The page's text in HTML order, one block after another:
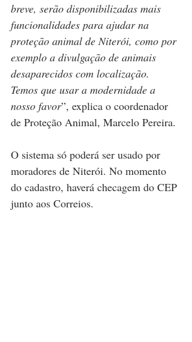
breve, serão disponibilizadas mais
funcionalidades para ajudar na
proteção animal de Niterói, como por
exemplo a divulgação de animais
desaparecidos com localização.
Temos que usar a modernidade a
nosso favor”, explica o coordenador
de Proteção Animal, Marcelo Pereira.
O sistema só poderá ser usado por
moradores de Niterói. No momento
do cadastro, haverá checagem do CEP
junto aos Correios.